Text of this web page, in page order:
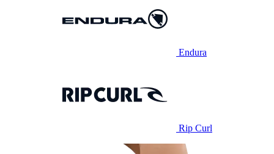
Endura
Rip Curl